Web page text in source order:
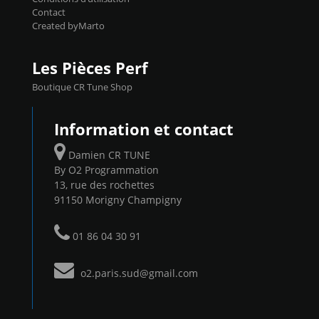
Contact
Created byMarto
Les Pièces Perf
Boutique CR Tune Shop
Information et contact
Damien CR TUNE
By O2 Programmation
13, rue des rochettes
91150 Morigny Champigny
01 86 04 30 91
o2.paris.sud@gmail.com